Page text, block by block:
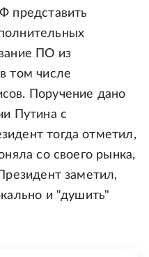
представить
ПО из
том числе
Поручение дано
Путина с
тогда отметил,
со своего рынка,
заметил,
и "душить"